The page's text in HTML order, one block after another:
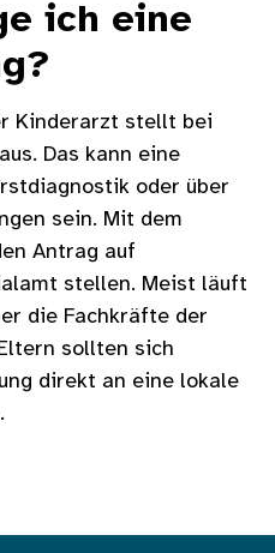
ich eine
Kinderarzt stellt bei
Das kann eine
oder über
sein. Mit dem
Antrag auf
stellen. Meist läuft
die Fachkräfte der
sollten sich
direkt an eine lokale